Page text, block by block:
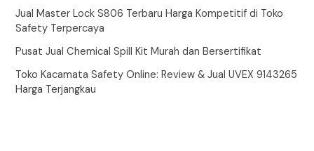
Jual Master Lock S806 Terbaru Harga Kompetitif di Toko
Safety Terpercaya
Pusat Jual Chemical Spill Kit Murah dan Bersertifikat
Toko Kacamata Safety Online: Review & Jual UVEX 9143265
Harga Terjangkau